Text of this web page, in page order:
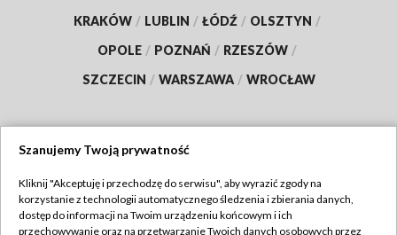
KRAKÓW / LUBLIN / ŁÓDŹ / OLSZTYN /
OPOLE / POZNAŃ / RZESZÓW /
SZCZECIN / WARSZAWA / WROCŁAW
TVP
Szanujemy Twoją prywatność
Kliknij "Akceptuję i przechodzę do serwisu", aby wyrazić zgody na
korzystanie z technologii automatycznego śledzenia i zbierania danych,
dostęp do informacji na Twoim urządzeniu końcowym i ich
przechowywanie oraz na przetwarzanie Twoich danych osobowych przez